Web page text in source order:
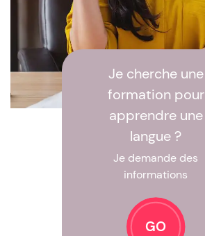
Je cherche une
formation pour
apprendre une
langue ?
Je demande des
informations
GO